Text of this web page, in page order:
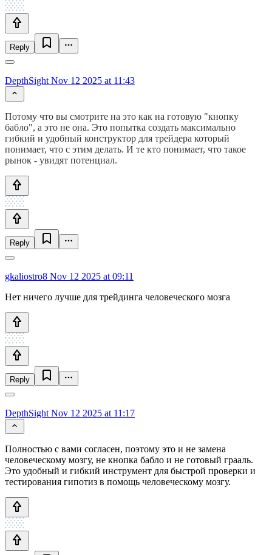
Reply
DepthSight Nov 12 2025 at 11:43
Потому что вы смотрите на это как на готовую "кнопку
бабло", а это не она. Это попытка создать максимально
гибкий и удобный конструктор для трейдера который
понимает, что с этим делать. И те кто понимает, что такое
рынок - увидят потенциал.
Reply
gkaliostro8 Nov 12 2025 at 09:11
Нет ничего лучше для трейдинга человеческого мозга
Reply
DepthSight Nov 12 2025 at 11:17
Полностью с вами согласен, поэтому это и не замена
человеческому мозгу, не кнопка бабло и не готовый грааль.
Это удобный и гибкий инструмент для быстрой проверки и
тестирования гипотиз в помощь человеческому мозгу.